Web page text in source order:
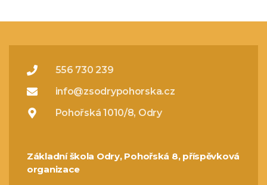
556 730 239
info@zsodrypohorska.cz
Pohořská 1010/8, Odry
Základní škola Odry, Pohořská 8, příspěvková
organizace